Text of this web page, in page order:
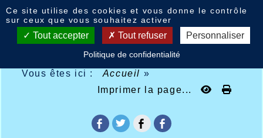
Vous êtes ici : Accueil »
Imprimer la page...
Ce site utilise des cookies et vous donne le contrôle
sur ceux que vous souhaitez activer
Tout accepter Tout refuser Personnaliser
Politique de confidentialité